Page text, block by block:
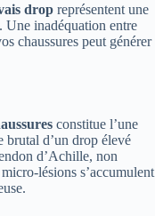
drop représentent une
Une inadéquation entre
chaussures peut générer
constitue l’une
brutal d’un drop élevé
d’Achille, non
lésions s’accumulent